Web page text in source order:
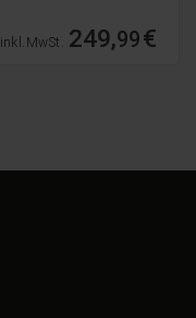
inkl. MwSt. 249,99€